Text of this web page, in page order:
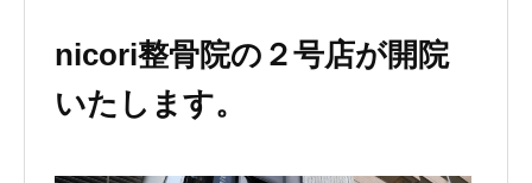
nicori整骨院の２号店が開院
いたします。